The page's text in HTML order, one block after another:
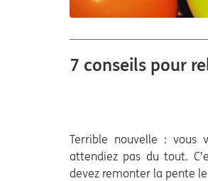
7 conseils pour
Terrible nouvelle : vous
attendiez pas du tout.
devez remonter la pente